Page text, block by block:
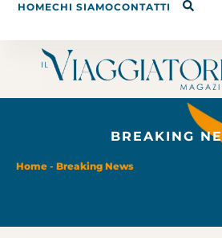
HOMECHI SIAMOCONTATTI
BREAKING
Home - Breaking News